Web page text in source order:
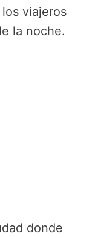
viajeros
la noche.
donde